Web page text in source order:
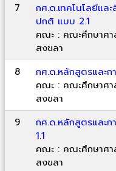
7
กศ.ด.เทคโนโลยีแล
ปกติ แบบ 2.1
คณะ : คณะศึกษาศา
สงขลา
8
กศ.ด.หลักสูตรและ
คณะ : คณะศึกษาศา
สงขลา
9
กศ.ด.หลักสูตรและ
1.1
คณะ : คณะศึกษาศา
สงขลา